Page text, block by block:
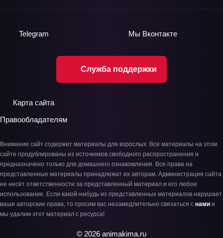
Служба поддержки
Telegram Мы Вконтакте
Карта сайта
Правообладателям
Внимание сайт содержит материалы для взрослых. Все материалы на этом
сайте продублированы из источников свободного распространения и
предназначено только для домашнего ознакомления. Все права на
представленные материалы принадлежат их авторам. Администрация сайта
не несёт ответственности за представленный материал и его любое
использование. Если какой-нибудь из представленных материалов нарушает
ваши авторские права, то просим вас незамедлительно связаться с нами и
мы удалим этот материал с ресурса!
© 2026 animakima.ru